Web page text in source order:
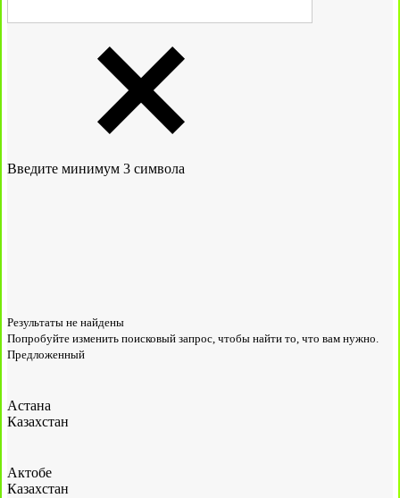
Введите минимум 3 символа
Результаты не найдены
Попробуйте изменить поисковый запрос, чтобы найти то, что вам нужно.
Предложенный
Астана
Казахстан
Актобе
Казахстан